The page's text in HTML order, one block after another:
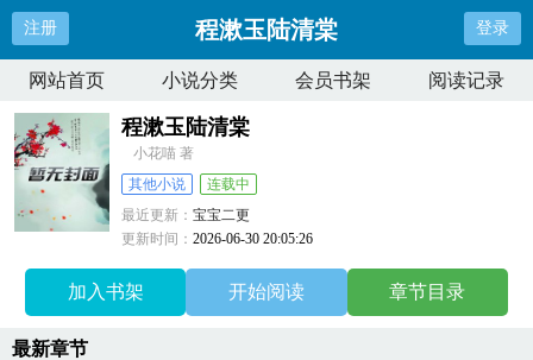
注册 程漱玉陆清棠 登录
网站首页 小说分类 会员书架 阅读记录
程漱玉陆清棠
小花喵 著
其他小说
连载中
最近更新：宝宝二更
更新时间：2026-06-30 20:05:26
加入书架 开始阅读 章节目录
最新章节